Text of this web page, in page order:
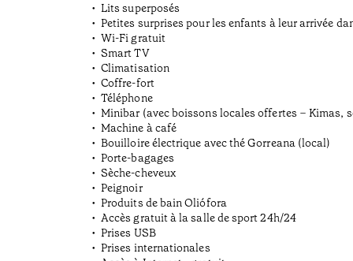
Lits superposés
Petites surprises pour les enfants à leur arrivée
Wi-Fi gratuit
Smart TV
Climatisation
Coffre-fort
Téléphone
Minibar (avec boissons locales offertes – Kimas,
Machine à café
Bouilloire électrique avec thé Gorreana (local)
Porte-bagages
Sèche-cheveux
Peignoir
Produits de bain Oliófora
Accès gratuit à la salle de sport 24h/24
Prises USB
Prises internationales